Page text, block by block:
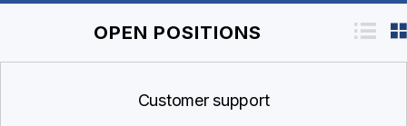
OPEN POSITIONS
Customer support